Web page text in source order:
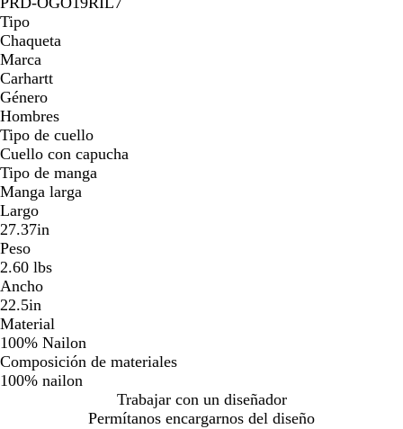
Tipo
Chaqueta
Marca
Carhartt
Género
Hombres
Tipo de cuello
Cuello con capucha
Tipo de manga
Manga larga
Largo
27.37in
Peso
2.60 lbs
Ancho
22.5in
Material
100% Nailon
Composición de materiales
100% nailon
Trabajar con un diseñador
Permítanos encargarnos del diseño